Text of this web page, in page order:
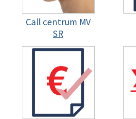
Call centrum MV
SR